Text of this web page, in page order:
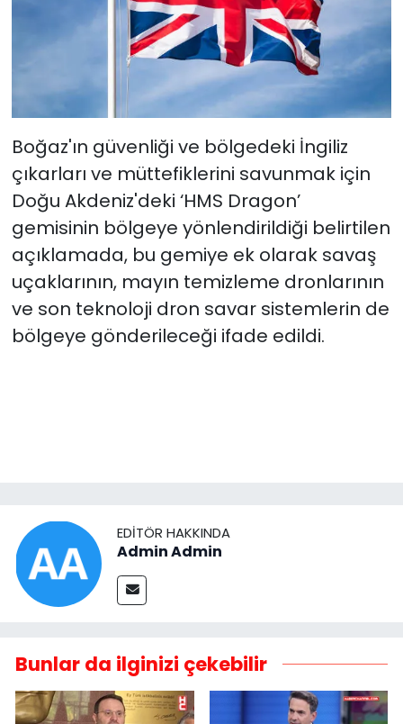
Boğaz'ın güvenliği ve bölgedeki İngiliz
çıkarları ve müttefiklerini savunmak için
Doğu Akdeniz'deki ‘HMS Dragon’
gemisinin bölgeye yönlendirildiği belirtilen
açıklamada, bu gemiye ek olarak savaş
uçaklarının, mayın temizleme dronlarının
ve son teknoloji dron savar sistemlerin de
bölgeye gönderileceği ifade edildi.
EDITÖR HAKKINDA
Admin Admin
Bunlar da ilginizi çekebilir